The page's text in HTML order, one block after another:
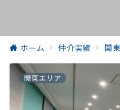
ホーム 仲介実績 関
関東エリア